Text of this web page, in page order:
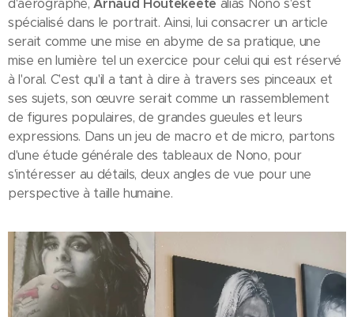
d'aérographe,Arnaud Houtekeete alias Nono s'est
spécialisé dans le portrait. Ainsi, lui consacrer un article
serait comme une mise en abyme de sa pratique, une
mise en lumière tel un exercice pour celui qui est réservé
à l'oral. C'est qu'il a tant à dire à travers ses pinceaux et
ses sujets, son œuvre serait comme un rassemblement
de figures populaires, de grandes gueules et leurs
expressions. Dans un jeu de macro et de micro, partons
d'une étude générale des tableaux de Nono, pour
s'intéresser au détails, deux angles de vue pour une
perspective à taille humaine.